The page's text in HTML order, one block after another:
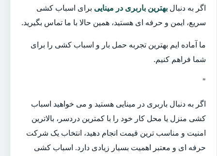
اگر به دنبال بهترین باربری در مینایی برای اسباب کشی
سریع، ایمن و حرفه ای هستید، همین حالا با ما تماس بگیرید.
ما آماده ایم بهترین تجربه حمل بار و اسباب کشی را برای
شما فراهم کنیم.
"
اگر به دنبال باربری در مینایی هستید و می خواهید اسباب
کشی منزل یا محل کار خود را با کمترین دردسر، بالاترین
امنیت و مناسب ترین قیمت انجام دهید، انتخاب یک شرکت
حرفه ای و معتبر اهمیت بسیار زیادی دارد. اسباب کشی